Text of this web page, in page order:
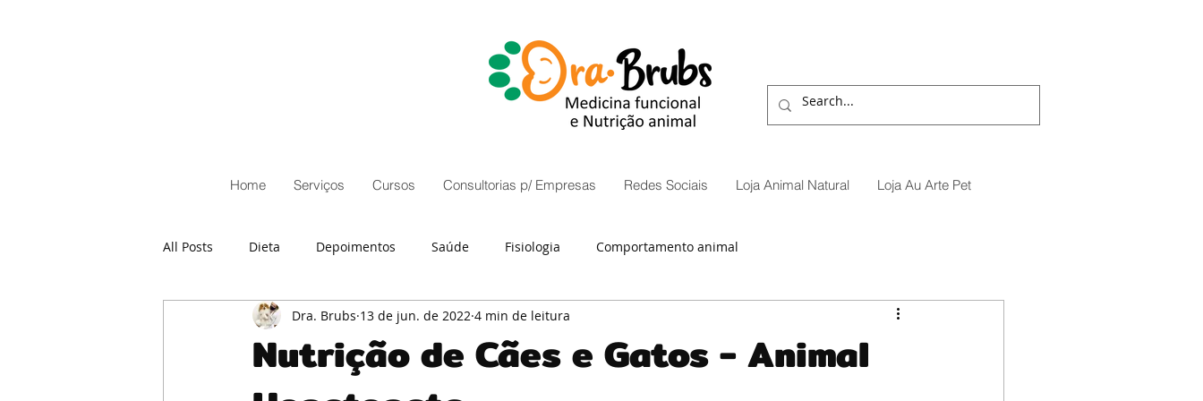
Home Serviços Cursos Consultorias p/ Empresas Redes Sociais Loja Animal Natural Loja Au Arte Pet
All Posts Dieta Depoimentos Saúde Fisiologia Comportamento animal
Nutrição de Cães e Gatos - Animal
Dra. Brubs 13 de jun. de 2022 4 min de leitura